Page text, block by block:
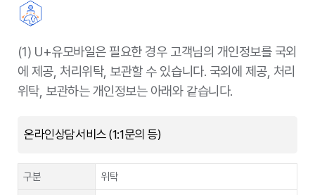
제공정보종류
보유 및 이용기
간
해당업무 처리 완료 시까지
제공받는 자 한국정보통신진흥협회, 경찰서, 법원
제공정보종류
명의도용 신고서 일체, 서비스 가입/변경/해지서
류 일체, 민원접수 및 처리내용
LG U+
상영업 관리시스템 구축, 개발, 운영, 관리, 개선,
분석 후 위탁자에 제공, 서비스에 대한 만족도 조
사, 통화품질 개선을 위한 데이터 분석 업무, 신
부정개통 방지를 위한 2차 본인확인 인증(연계정
수사기관에서 정보 요청시 U+에서 정보 제공
재수탁명
재위탁업무 내용
수탁자명 미래신용정보
위탁업무 내용 채권추심, 고객상담
채권추심수임사실 통보서, 독촉장 등 우편물 발
㈜인덴트코퍼레이션
(1) U+유모바일은 필요한 경우 고객님의 개인정보를 국외
에 제공, 처리위탁, 보관할 수 있습니다. 국외에 제공, 처리
위탁, 보관하는 개인정보는 아래와 같습니다.
온라인상담서비스 (1:1문의 등)
구분 위탁